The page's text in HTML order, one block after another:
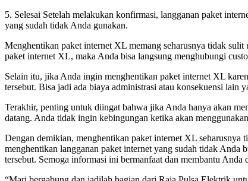
5. Selesai Setelah melakukan konfirmasi, langganan paket
yang sudah tidak Anda gunakan.
Menghentikan paket internet XL memang seharusnya tidak
paket internet XL, maka Anda bisa langsung menghubungi
Selain itu, jika Anda ingin menghentikan paket internet XL
tersebut. Bisa jadi ada biaya administrasi atau konsekuensi lain
Terakhir, penting untuk diingat bahwa jika Anda hanya akan
datang. Anda tidak ingin kebingungan ketika akan
Dengan demikian, menghentikan paket internet XL
menghentikan langganan paket internet yang sudah tidak Anda
tersebut. Semoga informasi ini bermanfaat dan membantu